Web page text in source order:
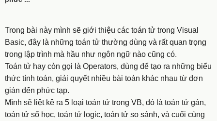
Trong bài này mình sẽ giới thiệu các toán tử trong Visual
Basic, đây là những toán tử thường dùng và rất quan trọng
trong lập trình mà hầu như ngôn ngữ nào cũng có.
Toán tử hay còn gọi là Operators, dùng để tạo ra những biểu
thức tính toán, giải quyết nhiều bài toán khác nhau từ đơn
giản đến phức tạp.
Mình sẽ liệt kê ra 5 loại toán tử trong VB, đó là toán tử gán,
toán tử số học, toán tử logic, toán tử so sánh, và cuối cùng